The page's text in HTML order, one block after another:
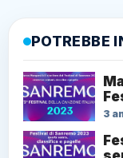
POTREBBE
3